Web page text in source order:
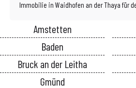
Immobilie in Waidhofen an der Thaya für
Amstetten
Baden
Bruck an der Leitha
Gmünd